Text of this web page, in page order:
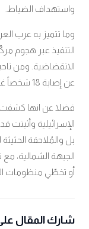
واستهداف الضباط .
وما تتميز به عرب
التنفيذ عبر هجوم
الانقضاضية. ومن
عن إصابة 18 شخصاً غالبيتهم من الجنود، بينهم 6 في حالة خطيرة.
فضلا عن انها كشفت
الإسرائيلية وأثبتت
بل والمُلاحقة
الجبهة الشمالية،
أو تخطّي منظومات
شارك المقال